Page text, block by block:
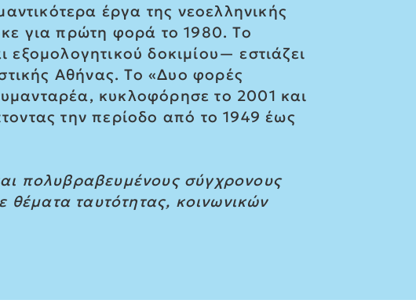
έργα της νεοελληνικής
για πρώτη φορά το 1980. Το
δοκιμίου— εστιάζει
Αθήνας. Το «Δυο φορές
κυκλοφόρησε το 2001 και
την περίοδο από το 1949 έως
πολυβραβευμένους σύγχρονους
θέματα ταυτότητας, κοινωνικών